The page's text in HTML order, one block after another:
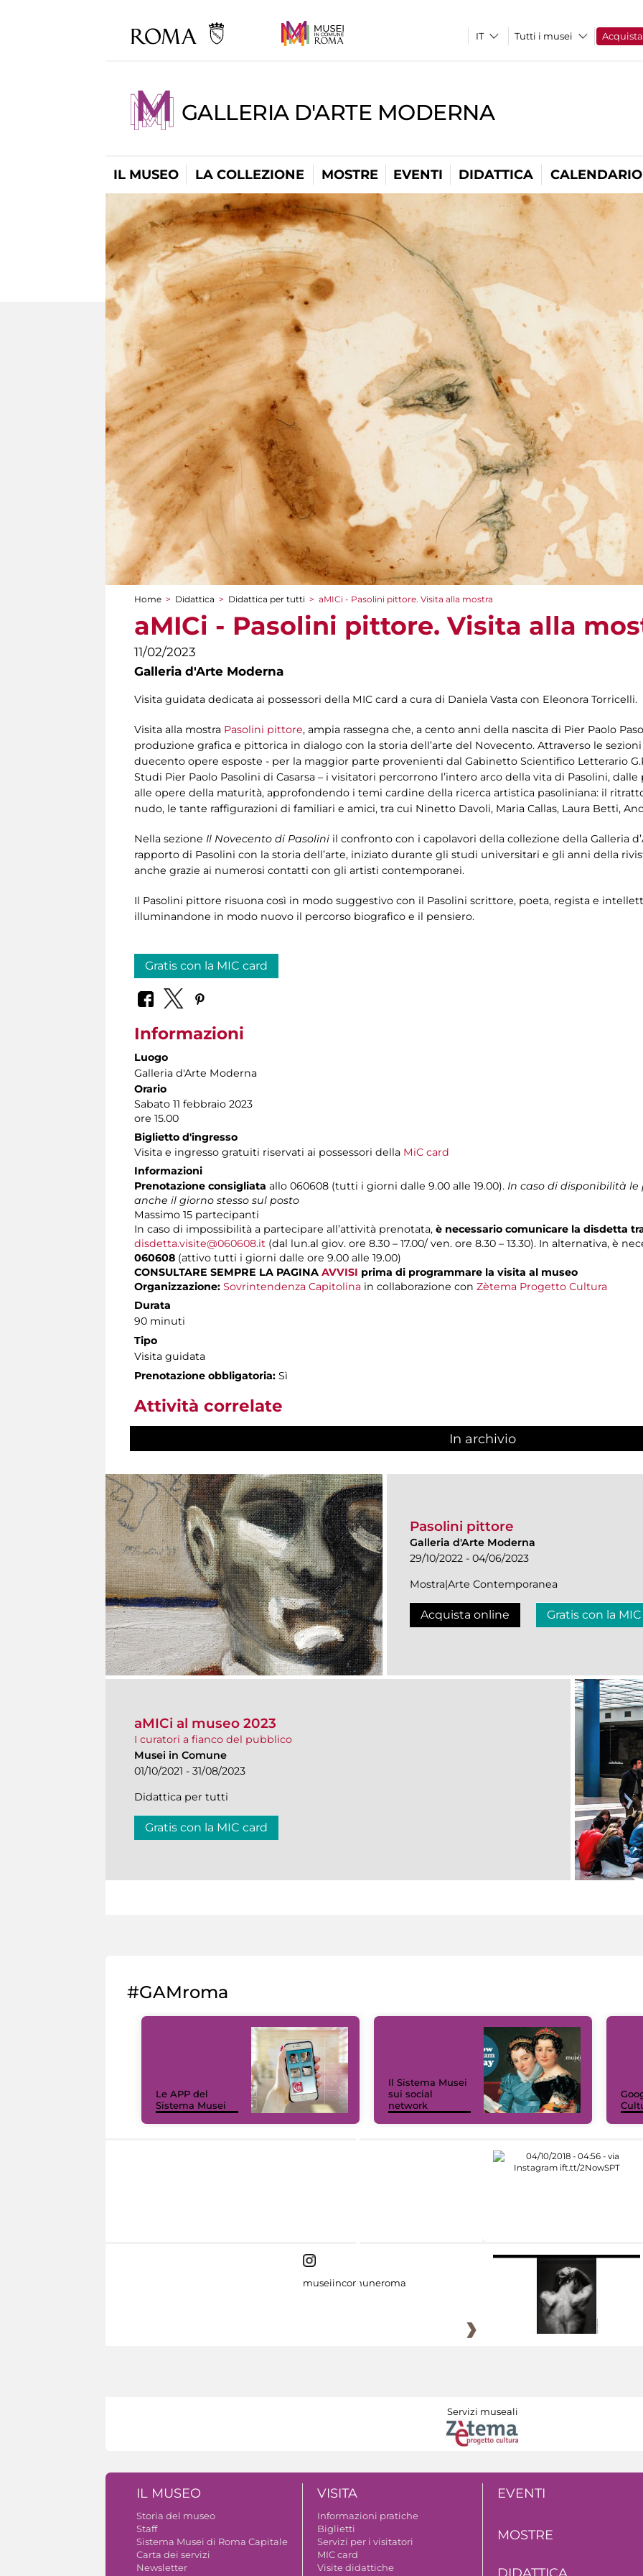
Tutti i musei Acquista
GALLERIA D'ARTE MODERNA
IL MUSEO LA COLLEZIONE MOSTRE EVENTI DIDATTICA CALENDARIO
Tu sei qui
Home > Didattica > Didattica per tutti > aMICi - Pasolini pittore. Visita alla mostra
aMICi - Pasolini pittore. Visita alla
11/02/2023
Galleria d'Arte Moderna
Visita guidata dedicata ai possessori della MIC card a cura di Daniela Vasta con Eleonora Torricelli.
Visita alla mostra Pasolini pittore, ampia rassegna che, a cento anni della nascita di Pier Paolo
produzione grafica e pittorica in dialogo con la storia dell’arte del Novecento. Attraverso le
duecento opere esposte - per la maggior parte provenienti dal Gabinetto Scientifico Letterario
Studi Pier Paolo Pasolini di Casarsa – i visitatori percorrono l’intero arco della vita di Pasolini,
alle opere della maturità, approfondendo i temi cardine della ricerca artistica pasoliniana: il
nudo, le tante raffigurazioni di familiari e amici, tra cui Ninetto Davoli, Maria Callas, Laura Betti,
Nella sezione Il Novecento di Pasolini il confronto con i capolavori della collezione della Galleria
rapporto di Pasolini con la storia dell’arte, iniziato durante gli studi universitari e gli anni della
anche grazie ai numerosi contatti con gli artisti contemporanei.
Il Pasolini pittore risuona così in modo suggestivo con il Pasolini scrittore, poeta, regista e
illuminandone in modo nuovo il percorso biografico e il pensiero.
Gratis con la MIC card
Informazioni
Luogo
Galleria d'Arte Moderna
Orario
Sabato 11 febbraio 2023
ore 15.00
Biglietto d'ingresso
Visita e ingresso gratuiti riservati ai possessori della MiC card
Informazioni
Prenotazione consigliata allo 060608 (tutti i giorni dalle 9.00 alle 19.00). In caso di disponibilità
anche il giorno stesso sul posto
Massimo 15 partecipanti
In caso di impossibilità a partecipare all’attività prenotata, è necessario comunicare la disdetta
disdetta.visite@060608.it (dal lun.al giov. ore 8.30 – 17.00/ ven. ore 8.30 – 13.30). In alternativa, è
060608 (attivo tutti i giorni dalle ore 9.00 alle 19.00)
CONSULTARE SEMPRE LA PAGINA AVVISI prima di programmare la visita al museo
Organizzazione: Sovrintendenza Capitolina in collaborazione con Zètema Progetto Cultura
Durata
90 minuti
Tipo
Visita guidata
Prenotazione obbligatoria: Sì
Attività correlate
In archivio
Pasolini pittore
Galleria d'Arte Moderna
29/10/2022 - 04/06/2023
Mostra|Arte Contemporanea
Acquista online Gratis con la
aMICi al museo 2023
I curatori a fianco del pubblico
Musei in Comune
01/10/2021 - 31/08/2023
Didattica per tutti
Gratis con la MIC card
#GAMroma
Le APP del
Sistema Musei
Il Sistema Musei
sui social
network
museiincomuneroma
Servizi museali
IL MUSEO
Storia del museo
Staff
Sistema Musei di Roma Capitale
Carta dei servizi
Newsletter
VISITA
Informazioni pratiche
Biglietti
Servizi per i visitatori
MIC card
Visite didattiche
EVENTI
MOSTRE